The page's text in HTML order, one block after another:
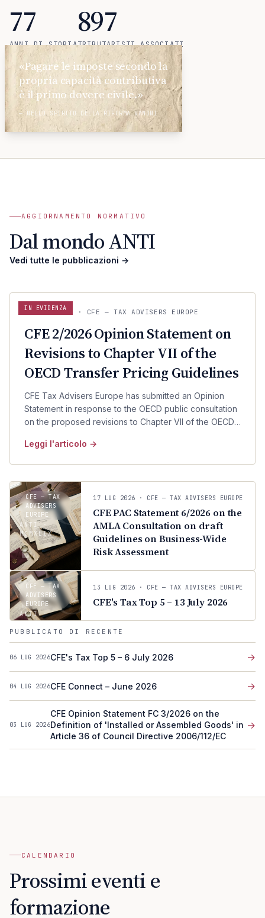
77
ANNI DI STORIA
897
TRIBUTARISTI ASSOCIATI
18
SEZIONI REGIONALI A
«Pagare le imposte secondo la
propria capacità contributiva
è il primo dovere civile.»
— NELLO SPIRITO DELLA RIFORMA VANONI
AGGIORNAMENTO NORMATIVO
Dal mondo ANTI
Vedi tutte le pubblicazioni →
CFE — TAX ADVISERS EUROPE
IN EVIDENZA
22 LUG 2026 · CFE — TAX ADVISERS EUROPE
CFE 2/2026 Opinion Statement on
Revisions to Chapter VII of the
OECD Transfer Pricing Guidelines
CFE Tax Advisers Europe has submitted an Opinion
Statement in response to the OECD public consultation
on the proposed revisions to Chapter VII of the OECD
services.
Leggi l'articolo →
C
CFE — TAX
ADVISERS
EUROPE
ANTI ·
MCMXLIX
17 LUG 2026 · CFE — TAX ADVISERS EUROPE
CFE PAC Statement 6/2026 on the
AMLA Consultation on draft
Guidelines on Business-Wide
Risk Assessment
C
CFE — TAX
ADVISERS
EUROPE
ANTI ·
MCMXLIX
13 LUG 2026 · CFE — TAX ADVISERS EUROPE
CFE's Tax Top 5 – 13 July 2026
PUBBLICATO DI RECENTE
06 LUG 2026CFE's Tax Top 5 – 6 July 2026 →
04 LUG 2026CFE Connect – June 2026 →
03 LUG 2026
CFE Opinion Statement FC 3/2026 on the
Definition of 'Installed or Assembled Goods' in
Article 36 of Council Directive 2006/112/EC
→
CALENDARIO
Prossimi eventi e
formazione